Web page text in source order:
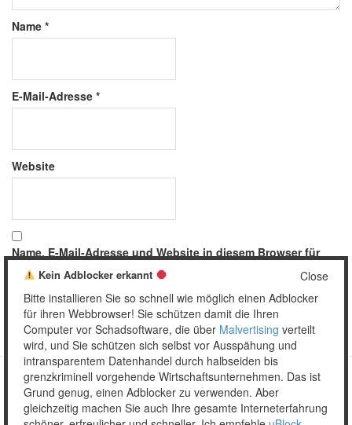
Name *
E-Mail-Adresse *
Website
Name, E-Mail-Adresse und Website in diesem Browser für
meinen nächsten Kommentar speichern.
Copyright © 2026 Unser täglich Spam.
MobileWordPress Theme by themehall.com
Close
Kein Adblocker erkannt
Bitte installieren Sie so schnell wie möglich einen Adblocker
für ihren Webbrowser! Sie schützen damit die Ihren
Computer vor Schadsoftware, die über Malvertising verteilt
wird, und Sie schützen sich selbst vor Ausspähung und
intransparentem Datenhandel durch halbseiden bis
grenzkriminell vorgehende Wirtschaftsunternehmen. Das ist
Grund genug, einen Adblocker zu verwenden. Aber
gleichzeitig machen Sie auch Ihre gesamte Interneterfahrung